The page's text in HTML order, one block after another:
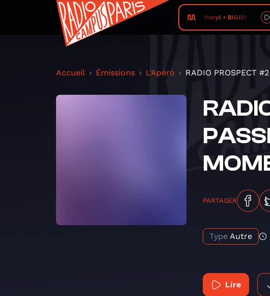
Meryl • BIGIDI
Accueil Émissions L'Apéro RADIO PROSPECT
PARTAGER
Type Autre
Lire